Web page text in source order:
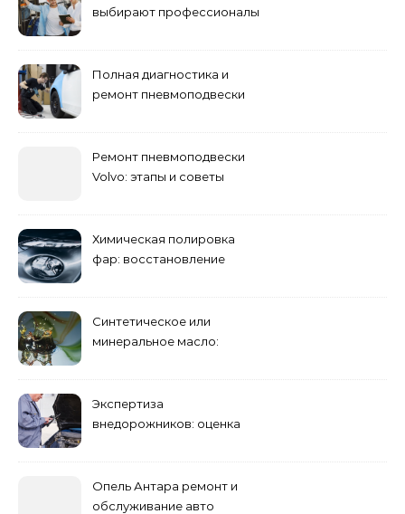
выбирают профессионалы
Полная диагностика и
ремонт пневмоподвески
Ремонт пневмоподвески
Volvo: этапы и советы
Химическая полировка
фар: восстановление
Синтетическое или
минеральное масло:
Экспертиза
внедорожников: оценка
Опель Антара ремонт и
обслуживание авто